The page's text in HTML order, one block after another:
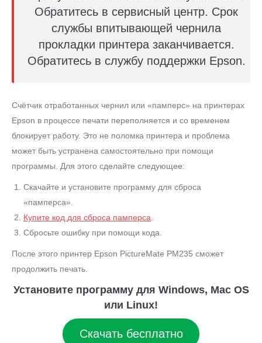
Обратитесь в сервисный центр. Срок
службы впитывающей чернила
прокладки принтера заканчивается.
Обратитесь в службу поддержки Epson.
Счётчик отработанных чернил или «памперс» на принтерах
Epson в процессе печати переполняется и со временем
блокирует работу. Это не поломка принтера и проблема
может быть устранена самостоятельно при помощи
программы. Для этого сделайте следующее:
Скачайте и установите программу для сброса
«памперса».
Купите код для сброса памперса
Сбросьте ошибку при помощи кода.
После этого принтер Epson PictureMate PM235 сможет
продолжить печать.
Установите программу для Windows, Mac OS
или Linux!
Скачать бесплатно